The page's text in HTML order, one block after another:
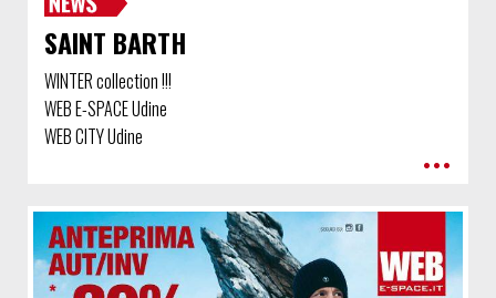
SAINT BARTH
WINTER collection !!!
WEB E-SPACE Udine
WEB CITY Udine
•••